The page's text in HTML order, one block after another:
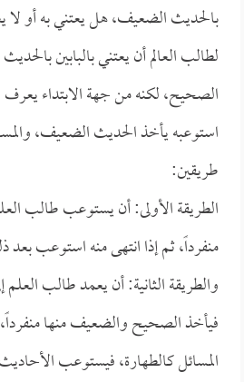
بالحديث الضعيف، هل يعتني به أو لا
لطالب العالم أن يعتني بالبابين
الصحيح، لكنه من جهة الابتداء
استوعبه يأخذ الحديث الضعيف،
طريقين:
الطريقة الأولى: أن يستوعب طالب
منفرداً، ثم إذا انتهى منه استوعب
والطريقة الثانية: أن يعمد طالب
فيأخذ الصحيح والضعيف منها منفرداً،
المسائل كالطهارة، فيستوعب